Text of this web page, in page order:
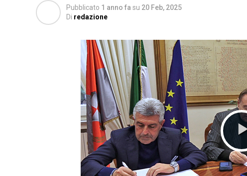
Pubblicato 1 anno fa su 20 Feb, 2025
Di redazione